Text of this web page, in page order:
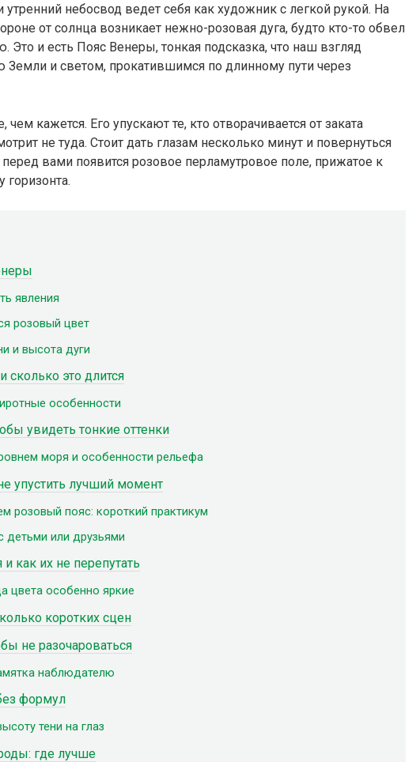
утренний небосвод ведет себя как художник с легкой рукой. На
от солнца возникает нежно-розовая дуга, будто кто-то обвел
Это и есть Пояс Венеры, тонкая подсказка, что наш взгляд
Земли и светом, прокатившимся по длинному пути через
кажется. Его упускают те, кто отворачивается от заката
не туда. Стоит дать глазам несколько минут и повернуться
вами появится розовое перламутровое поле, прижатое к
горизонта.
явления
розовый цвет
и высота дуги
сколько это длится
особенности
увидеть тонкие оттенки
моря и особенности рельефа
упустить лучший момент
розовый пояс: короткий практикум
детьми или друзьями
как их не перепутать
цвета особенно яркие
коротких сцен
не разочароваться
наблюдателю
формул
тени на глаз
где лучше